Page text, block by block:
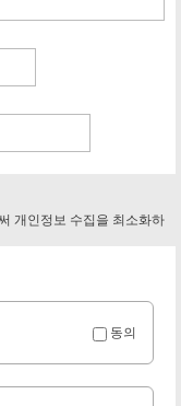
개인정보 수집을 최소화하
동의